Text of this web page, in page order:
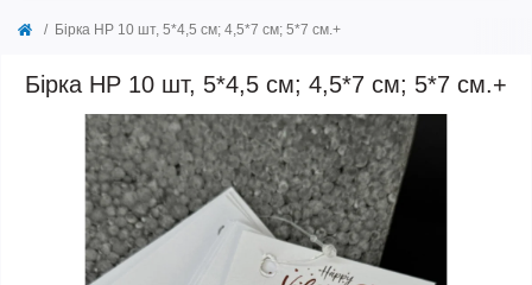
Бірка НР 10 шт, 5*4,5 см; 4,5*7 см; 5*7 см.+
Бірка НР 10 шт, 5*4,5 см; 4,5*7 см; 5*7 см.+